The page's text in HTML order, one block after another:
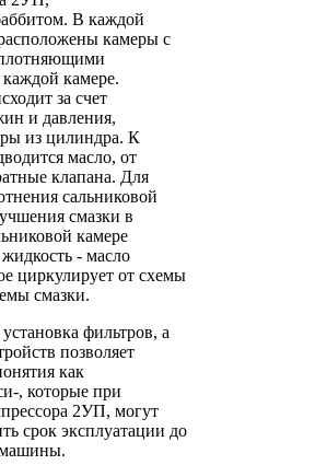
В каждой
камеры с
камере.
за счет
и давления,
из цилиндра. К
масло, от
клапана. Для
сальниковой
смазки в
камере
- масло
циркулирует от схемы
смазки.
фильтров, а
позволяет
как
, которые при
2УП, могут
срок эксплуатации до